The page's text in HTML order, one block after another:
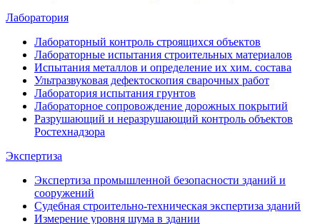
Лаборатория
Лабораторный контроль строящихся объектов
Лабораторные испытания строительных материалов
Испытания металлов и определение их хим. состава
Ультразвуковая дефектоскопия сварочных работ
Лаборатория испытания грунтов
Лабораторное сопровождение дорожных покрытий
Разрушающий и неразрушающий контроль объектов
Ростехнадзора
Экспертиза
Экспертиза промышленной безопасности зданий и
сооружений
Судебная строительно-техническая экспертиза зданий
Измерение уровня шума в здании